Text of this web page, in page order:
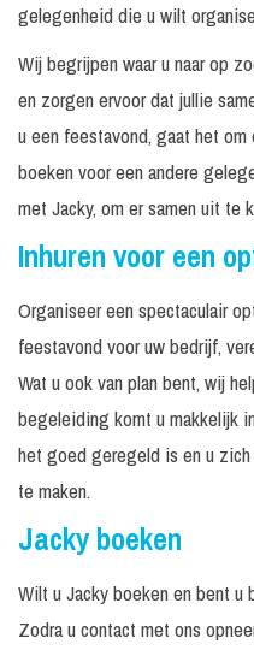
gelegenheid die u wilt
Wij begrijpen waar u naar op
en zorgen ervoor dat jullie
u een feestavond, gaat het
boeken voor een andere
met Jacky, om er samen uit te
Inhuren voor een
Organiseer een spectaculair
feestavond voor uw bedrijf,
Wat u ook van plan bent, wij
begeleiding komt u makkelijk
het goed geregeld is en u
te maken.
Jacky boeken
Wilt u Jacky boeken en bent u
Zodra u contact met ons